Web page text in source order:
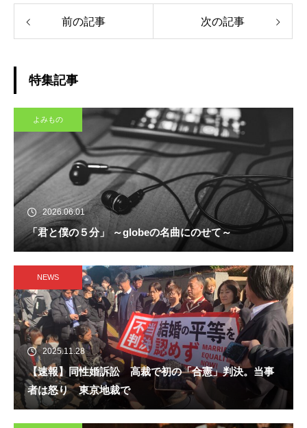
前の記事 次の記事
特集記事
よみもの
2026.06.01
「君と僕の５分」 ～globeの名曲にのせて～
NEWS
2025.11.28
【速報】同性婚訴訟 高裁で初の「合憲」判決。当事
者は怒り 東京地裁で